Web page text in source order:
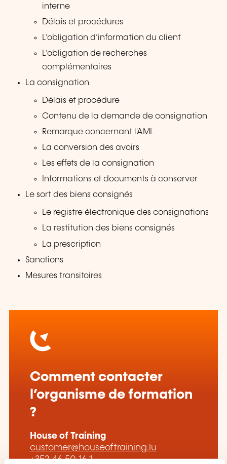
interne
Délais et procédures
L’obligation d’information du client
L’obligation de recherches
complémentaires
La consignation
Délais et procédure
Contenu de la demande de consignation
Remarque concernant l'AML
La conversion des avoirs
Les effets de la consignation
Informations et documents à conserver
Le sort des biens consignés
Le registre électronique des consignations
La restitution des biens consignés
La prescription
Sanctions
Mesures transitoires
Comment contacter
l’organisme de formation
?
House of Training
customer@houseoftraining.lu
+352 46 50 16 1